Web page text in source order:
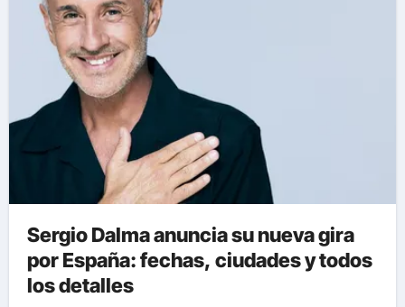
Sergio Dalma anuncia su nueva gira
por España: fechas, ciudades y todos
los detalles